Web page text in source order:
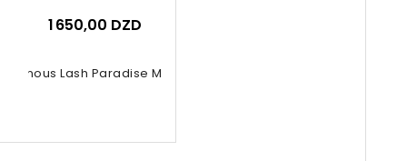
Lash Paradise Mascara
1 650,00 DZD